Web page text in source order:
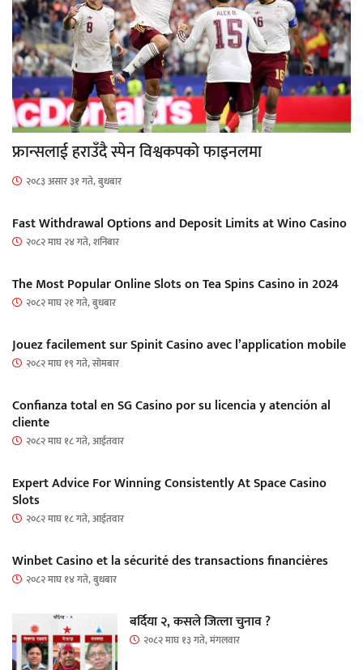
फ्रान्सलाई हराउँदै स्पेन विश्वकपको फाइनलमा
२०८३ असार ३१ गते, बुधबार
Fast Withdrawal Options and Deposit Limits at Wino Casino
२०८२ माघ २४ गते, शनिबार
The Most Popular Online Slots on Tea Spins Casino in 2024
२०८२ माघ २१ गते, बुधबार
Jouez facilement sur Spinit Casino avec l’application mobile
२०८२ माघ १९ गते, सोमबार
Confianza total en SG Casino por su licencia y atención al
cliente
२०८२ माघ १८ गते, आईतवार
Expert Advice For Winning Consistently At Space Casino
Slots
२०८२ माघ १८ गते, आईतवार
Winbet Casino et la sécurité des transactions financières
२०८२ माघ १४ गते, बुधबार
बर्दिया २, कसले जित्ला चुनाव ?
२०८२ माघ १३ गते, मंगलवार